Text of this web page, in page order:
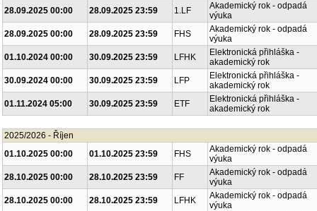
28.09.2025 00:00
28.09.2025 23:59 1.LF
Akademický rok - odpadá
výuka
28.09.2025 00:00
28.09.2025 23:59 FHS
Akademický rok - odpadá
výuka
01.10.2024 00:00
30.09.2025 23:59 LFHK
Elektronická přihláška -
akademický rok
30.09.2024 00:00
30.09.2025 23:59 LFP
Elektronická přihláška -
akademický rok
01.11.2024 05:00
30.09.2025 23:59 ETF
Elektronická přihláška -
akademický rok
2025/2026 - Říjen
01.10.2025 00:00
01.10.2025 23:59 FHS
Akademický rok - odpadá
výuka
28.10.2025 00:00
28.10.2025 23:59 FF
Akademický rok - odpadá
výuka
28.10.2025 00:00
28.10.2025 23:59 LFHK
Akademický rok - odpadá
výuka